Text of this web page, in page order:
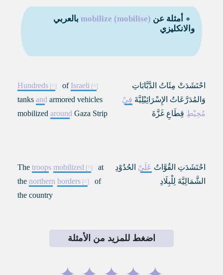
∘ أمثلة عن mobilize (mobilise) بالعربي
والانكليزي
احْتَشَدَتْ مِئَاتُ الدَّبَّابَاتِ
وَالمُدَرَّعَاتُ الإِسْرَائِيْلِيَّةَ فِيْ
مُحِيْطِ قِطَاعِ غَزَّةَ
Hundreds of Israeli
tanks and armored vehicles
mobilized around Gaza Strip
احْتَشَدَتِ القُوَّاتُ عَلَىْ الحُدُوْدِ
الشَّمَالِيَّةَ لِلْبِلَادِ
The troops mobilized
at
the northern borders
of
the country
اضغط للمزيد من الأمثلة